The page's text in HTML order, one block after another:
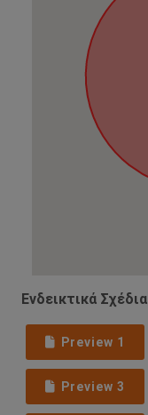
Ενδεικτικά Σχέδια
Preview 1
Preview 3